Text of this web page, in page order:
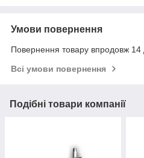
Умови повернення
Повернення товару впродовж 14
Всі умови повернення
Подібні товари компанії